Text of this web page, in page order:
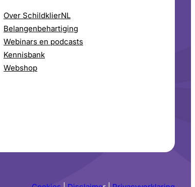
Over SchildklierNL
Belangenbehartiging
Webinars en podcasts
Kennisbank
Webshop